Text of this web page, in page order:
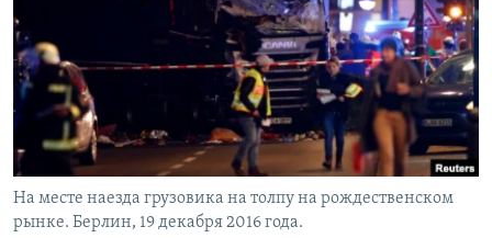
На месте наезда грузовика на толпу на рождественском
рынке. Берлин, 19 декабря 2016 года.